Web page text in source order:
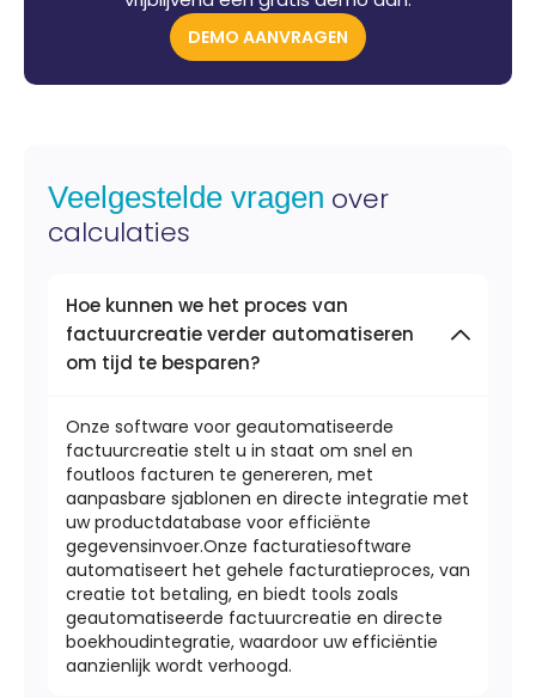
DEMO AANVRAGEN
Veelgestelde vragen over
calculaties
Hoe kunnen we het proces van
factuurcreatie verder automatiseren
om tijd te besparen?
Onze software voor geautomatiseerde
factuurcreatie stelt u in staat om snel en
foutloos facturen te genereren, met
aanpasbare sjablonen en directe integratie met
uw productdatabase voor efficiënte
gegevensinvoer.Onze facturatiesoftware
automatiseert het gehele facturatieproces, van
creatie tot betaling, en biedt tools zoals
geautomatiseerde factuurcreatie en directe
boekhoudintegratie, waardoor uw efficiëntie
aanzienlijk wordt verhoogd.